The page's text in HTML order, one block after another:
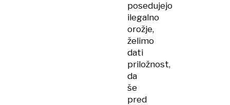
posedujejo
ilegalno
orožje,
želimo
dati
priložnost,
da
še
pred